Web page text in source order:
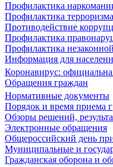
Профилактика
Профилактика терроризма
Противодействие
Профилактика
Профилактика
Информация для
Коронавирус:
Обращения граждан
Нормативные документы
Порядок и время приема
Обзоры решений,
Электронные обращения
Общероссийский день
Муниципальные и
Гражданская оборона и